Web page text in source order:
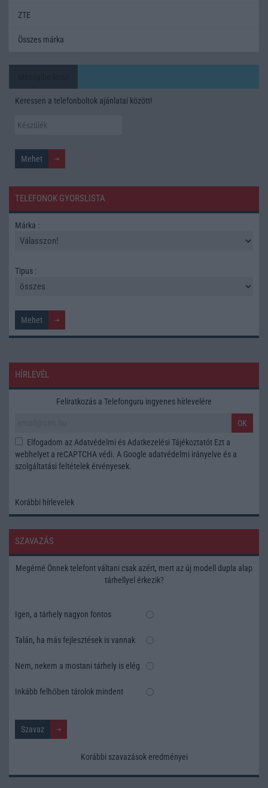
ZTE
Összes márka
Keressen a telefonboltok ajánlatai között!
TELEFONOK GYORSLISTA
Márka :
Tipus :
HÍRLEVÉL
Feliratkozás a Telefonguru ingyenes hírlevelére
OK
Elfogadom az Adatvédelmi és Adatkezelési Tájékoztatót Ezt a
webhelyet a reCAPTCHA védi. A Google adatvédelmi irányelve és a
szolgáltatási feltételek érvényesek.
Korábbi hírlevelek
SZAVAZÁS
Megérné Önnek telefont váltani csak azért, mert az új modell dupla alap
tárhellyel érkezik?
Igen, a tárhely nagyon fontos
Talán, ha más fejlesztések is vannak
Nem, nekem a mostani tárhely is elég
Inkább felhőben tárolok mindent
Korábbi szavazások eredményei